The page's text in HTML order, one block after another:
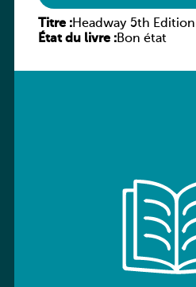
Titre :Headway 5th
Culture and
État du livre :Bon état